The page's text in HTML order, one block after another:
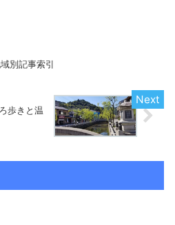
別記事索引
歩きと温